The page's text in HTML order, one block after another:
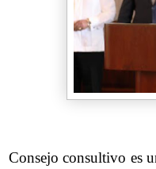
Consejo consultivo es